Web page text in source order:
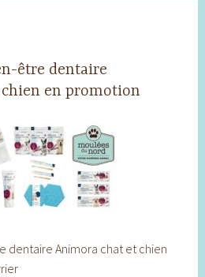
être dentaire
en promotion
dentaire Animora chat et chien